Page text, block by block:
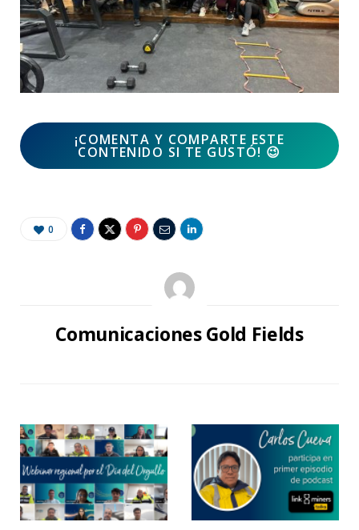
¡COMENTA Y COMPARTE ESTE
CONTENIDO SI TE GUSTÓ! 😉
0
Comunicaciones Gold Fields